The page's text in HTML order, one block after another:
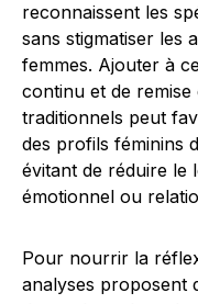
reconnaissent les
sans stigmatiser les
femmes. Ajouter à
continu et de remise
traditionnels peut
des profils féminins
évitant de réduire le
émotionnel ou
Pour nourrir la
analyses proposent